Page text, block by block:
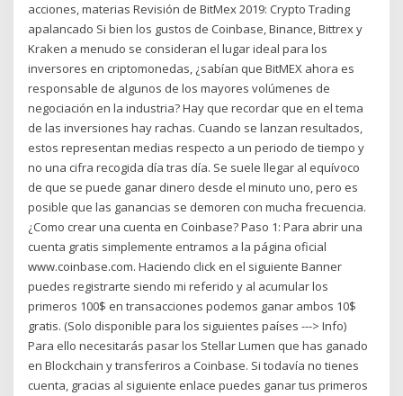
acciones, materias Revisión de BitMex 2019: Crypto Trading
apalancado Si bien los gustos de Coinbase, Binance, Bittrex y
Kraken a menudo se consideran el lugar ideal para los
inversores en criptomonedas, ¿sabían que BitMEX ahora es
responsable de algunos de los mayores volúmenes de
negociación en la industria? Hay que recordar que en el tema
de las inversiones hay rachas. Cuando se lanzan resultados,
estos representan medias respecto a un periodo de tiempo y
no una cifra recogida día tras día. Se suele llegar al equívoco
de que se puede ganar dinero desde el minuto uno, pero es
posible que las ganancias se demoren con mucha frecuencia.
¿Como crear una cuenta en Coinbase? Paso 1: Para abrir una
cuenta gratis simplemente entramos a la página oficial
www.coinbase.com. Haciendo click en el siguiente Banner
puedes registrarte siendo mi referido y al acumular los
primeros 100$ en transacciones podemos ganar ambos 10$
gratis. (Solo disponible para los siguientes países ---> Info)
Para ello necesitarás pasar los Stellar Lumen que has ganado
en Blockchain y transferiros a Coinbase. Si todavía no tienes
cuenta, gracias al siguiente enlace puedes ganar tus primeros